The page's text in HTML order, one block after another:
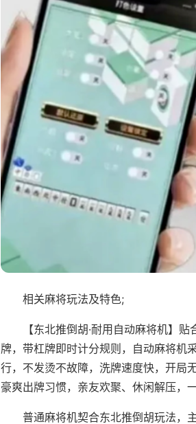
相关麻将玩法及特色;
【东北推倒胡·耐用自动麻将机】
牌，带杠牌即时计分规则，自动麻将机
行，不发烫不故障，洗牌速度快，开局
豪爽出牌习惯，亲友欢聚、休闲解压，
普通麻将机契合东北推倒胡玩法，